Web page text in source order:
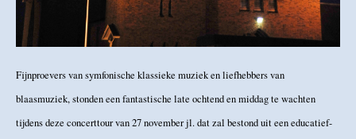
Fijnproevers van symfonische klassieke muziek en liefhebbers van
blaasmuziek, stonden een fantastische late ochtend en middag te wachten
tijdens deze concerttour van 27 november jl. dat zal bestond uit een educatief-